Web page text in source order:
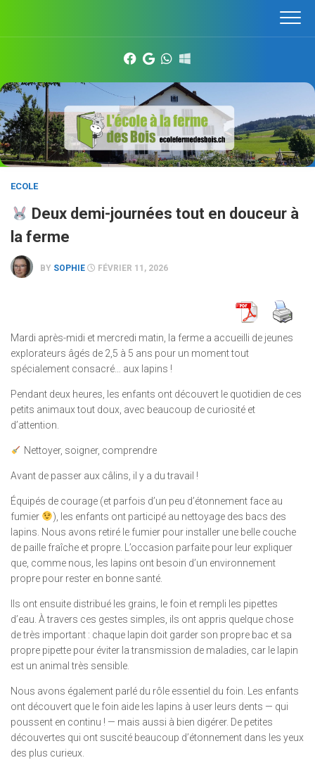
content
ECOLE
Deux demi-journées tout en douceur à
la ferme
BY SOPHIE FÉVRIER 11, 2026
Mardi après-midi et mercredi matin, la ferme a accueilli de jeunes
explorateurs âgés de 2,5 à 5 ans pour un moment tout
spécialement consacré… aux lapins !
Pendant deux heures, les enfants ont découvert le quotidien de ces
petits animaux tout doux, avec beaucoup de curiosité et
d’attention.
Nettoyer, soigner, comprendre
Avant de passer aux câlins, il y a du travail !
Équipés de courage (et parfois d’un peu d’étonnement face au
fumier
), les enfants ont participé au nettoyage des bacs des
lapins. Nous avons retiré le fumier pour installer une belle couche
de paille fraîche et propre. L’occasion parfaite pour leur expliquer
que, comme nous, les lapins ont besoin d’un environnement
propre pour rester en bonne santé.
Ils ont ensuite distribué les grains, le foin et rempli les pipettes
d’eau. À travers ces gestes simples, ils ont appris quelque chose
de très important : chaque lapin doit garder son propre bac et sa
propre pipette pour éviter la transmission de maladies, car le lapin
est un animal très sensible.
Nous avons également parlé du rôle essentiel du foin. Les enfants
ont découvert que le foin aide les lapins à user leurs dents — qui
poussent en continu ! — mais aussi à bien digérer. De petites
découvertes qui ont suscité beaucoup d’étonnement dans les yeux
des plus curieux.